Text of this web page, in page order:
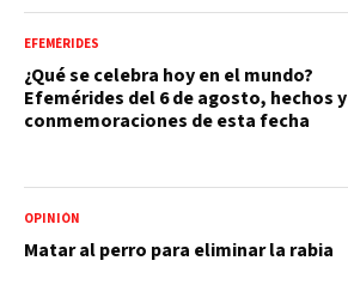
EFEMÉRIDES
¿Qué se celebra hoy en el mundo?
Efemérides del 6 de agosto, hechos y
conmemoraciones de esta fecha
OPINIÓN
Matar al perro para eliminar la rabia